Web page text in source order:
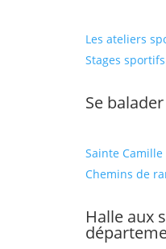
Les ateliers
Stages sportifs
Se balader
Sainte Camille
Chemins de
Halle aux